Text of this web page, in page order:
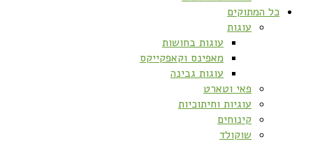
כל המתוקים
עוגות
עוגות בחושות
מאפינס וקאפקייקס
עוגות גבינה
פאי וטארט
עוגיות וחיתוכיות
קינוחים
שוקולד